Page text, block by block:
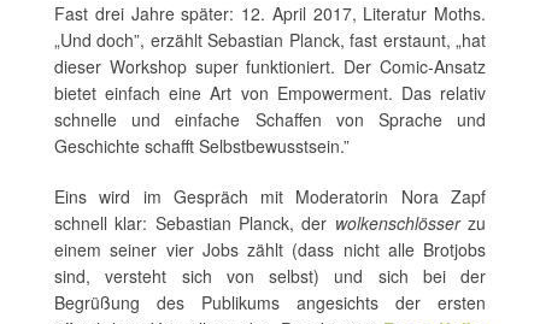
Fast drei Jahre später: 12. April 2017, Literatur Moths.
„Und doch”, erzählt Sebastian Planck, fast erstaunt, „hat
dieser Workshop super funktioniert. Der Comic-Ansatz
bietet einfach eine Art von Empowerment. Das relativ
schnelle und einfache Schaffen von Sprache und
Geschichte schafft Selbstbewusstsein.”
Eins wird im Gespräch mit Moderatorin Nora Zapf
schnell klar: Sebastian Planck, der wolkenschlösserzu
einem seiner vier Jobs zählt (dass nicht alle Brotjobs
sind, versteht sich von selbst) und sich bei der
Begrüßung des Publikums angesichts der ersten